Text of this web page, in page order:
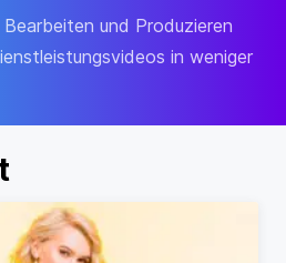
und Produzieren
in weniger